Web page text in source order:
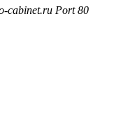
cabinet.ru Port 80